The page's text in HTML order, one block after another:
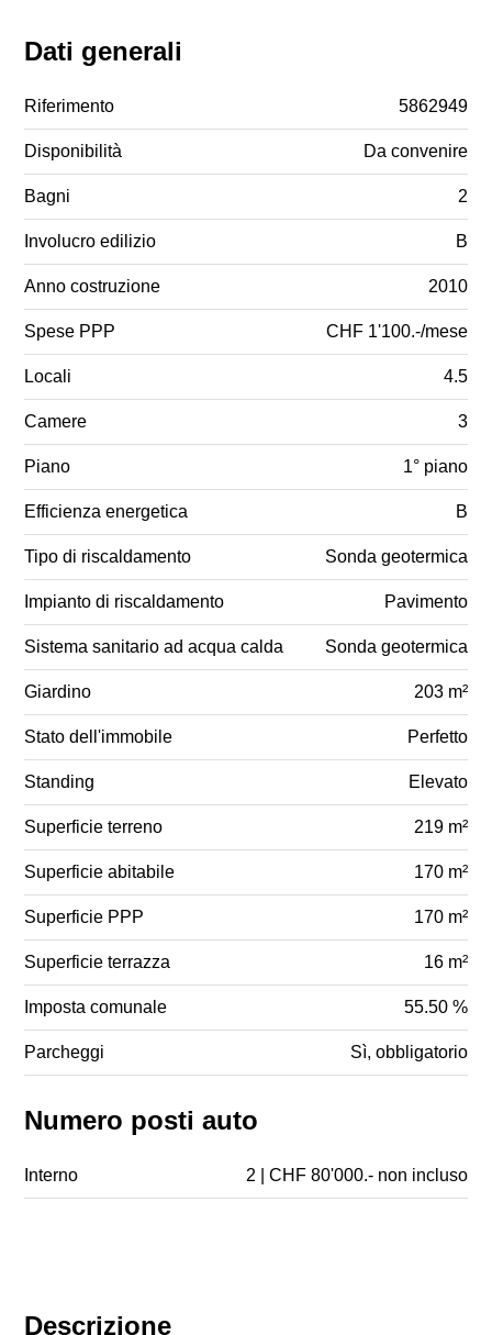
Descrizione
Dati generali
Riferimento 5862949
Disponibilità Da convenire
Bagni 2
Involucro edilizio B
Anno costruzione 2010
Spese PPP CHF 1'100.-/mese
Locali 4.5
Camere 3
Piano 1° piano
Efficienza energetica B
Tipo di riscaldamento Sonda geotermica
Impianto di riscaldamento Pavimento
Sistema sanitario ad acqua calda Sonda geotermica
Giardino 203 m²
Stato dell'immobile Perfetto
Standing Elevato
Superficie terreno 219 m²
Superficie abitabile 170 m²
Superficie PPP 170 m²
Superficie terrazza 16 m²
Imposta comunale 55.50 %
Parcheggi Sì, obbligatorio
Numero posti auto
Interno 2 | CHF 80'000.- non incluso